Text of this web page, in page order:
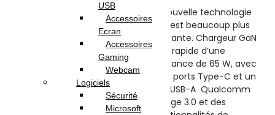
durable et sans tracas
Conception rotative
et pied inclinable
pour un angle de vue
optimal
Noir
La nouvelle technologie
GaN est beaucoup plus
puissante. Chargeur GaN
ultra rapide d’une
puissance de 65 W, avec
deux ports Type-C et un
port USB-A Qualcomm
Charge 3.0 et des
USB
Accessoires
Ecran
Accessoires
Gaming
Webcam
Logiciels
Sécurité
Microsoft